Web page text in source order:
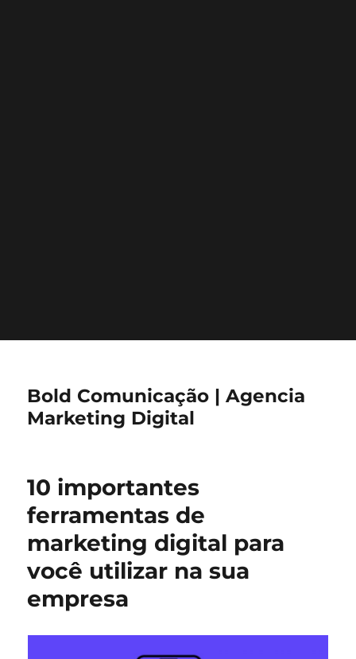
Bold Comunicação | Agencia
Marketing Digital
10 importantes
ferramentas de
marketing digital para
você utilizar na sua
empresa